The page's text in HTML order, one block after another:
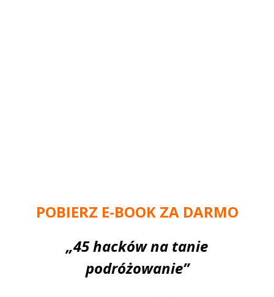
POBIERZ E-BOOK ZA DARMO
„45 hacków na tanie
podróżowanie”